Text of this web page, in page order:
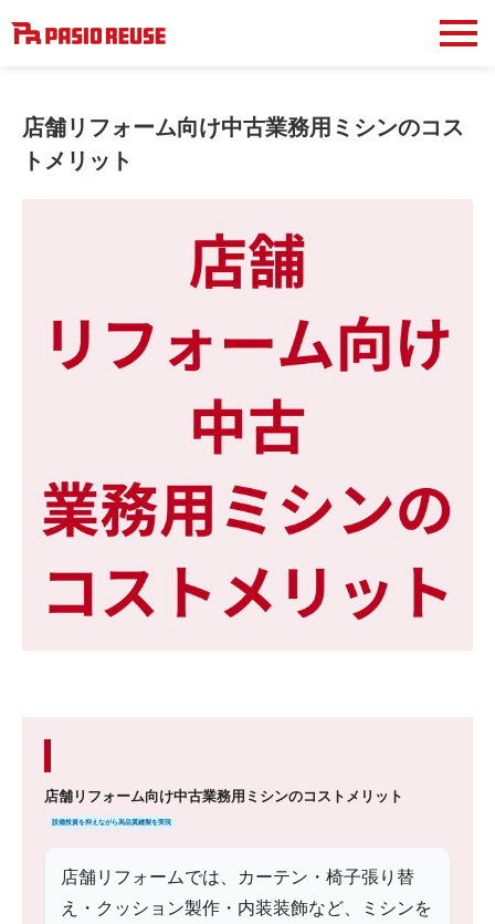
店舗リフォーム向け中古業務用ミシンのコス
トメリット
店舗リフォーム向け中古業務用ミシンのコストメリット
設備投資を抑えながら高品質縫製を実現
店舗リフォームでは、カーテン・椅子張り替
え・クッション製作・内装装飾など、ミシンを